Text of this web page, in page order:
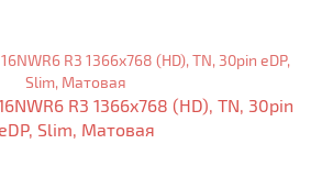
R3 1366x768 (HD), TN, 30pin
eDP, Slim, Матовая